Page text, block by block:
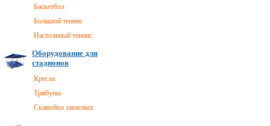
Баскетбол
Большой теннис
Настольный теннис
Оборудование для
стадионов
Кресла
Трибуны
Скамейки запасных